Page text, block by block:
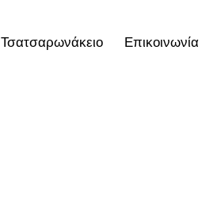
Τσατσαρωνάκειο Επικοινωνία